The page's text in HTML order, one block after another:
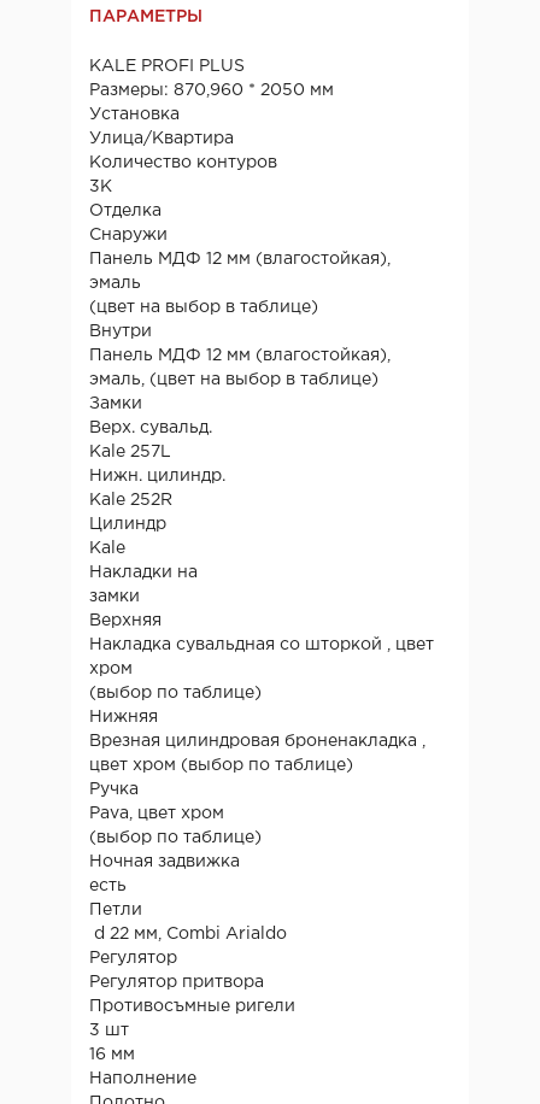
ПАРАМЕТРЫ
KALE PROFI PLUS
Размеры: 870,960 * 2050 мм
Установка
Улица/Квартира
Количество контуров
3К
Отделка
Снаружи
Панель МДФ 12 мм (влагостойкая),
эмаль
(цвет на выбор в таблице)
Внутри
Панель МДФ 12 мм (влагостойкая),
эмаль, (цвет на выбор в таблице)
Замки
Верх. сувальд.
Kale 257L
Нижн. цилиндр.
Kale 252R
Цилиндр
Kale
Накладки на
замки
Верхняя
Накладка сувальдная со шторкой , цвет
хром
(выбор по таблице)
Нижняя
Врезная цилиндровая броненакладка ,
цвет хром (выбор по таблице)
Ручка
Pava, цвет хром
(выбор по таблице)
Ночная задвижка
есть
Петли
d 22 мм, Combi Arialdo
Регулятор
Регулятор притвора
Противосъмные ригели
3 шт
16 мм
Наполнение